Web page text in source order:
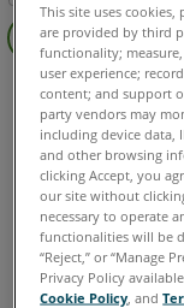
PDFPasos
rápido
Consulte
también
CAD Plugin
Alemán Chino
Italiano
This site uses cookies,
are provided by third
functionality;
user experience;
content; and support
party vendors may
including device data,
and other browsing
clicking Accept, you
our site without
necessary to operate
functionalities will be
“Reject,” or “Manage
Privacy Policy
Cookie Policy , and